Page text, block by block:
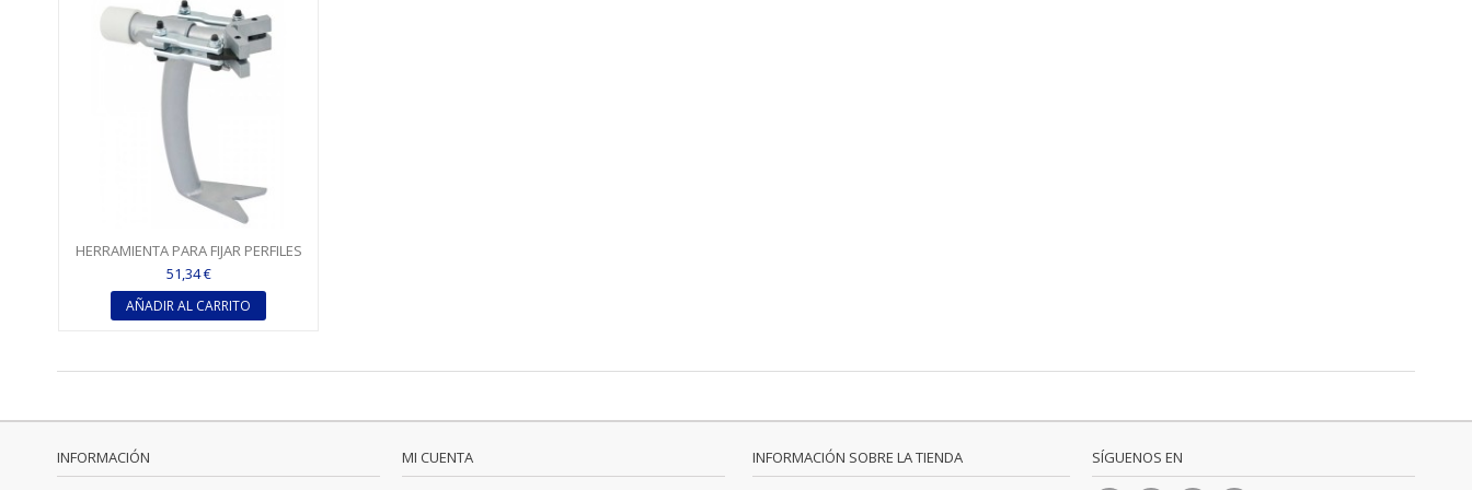
HERRAMIENTA PARA FIJAR PERFILES
ESQUINEROS CORNER FIX - EDMA
51,34 €
AÑADIR AL CARRITO
INFORMACIÓN MI CUENTA INFORMACIÓN SOBRE LA TIENDA SÍGUENOS EN